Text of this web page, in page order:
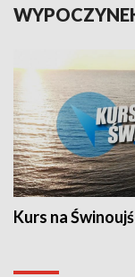
Kurs na